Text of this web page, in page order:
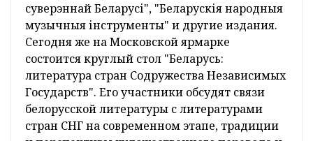
суверэннай Беларусі", "Беларускія народныя
музычныя інструменты" и другие издания.
Сегодня же на Московской ярмарке
состоится круглый стол "Беларусь:
литература стран Содружества Независимых
Государств". Его участники обсудят связи
белорусской литературы с литературами
стран СНГ на современном этапе, традиции